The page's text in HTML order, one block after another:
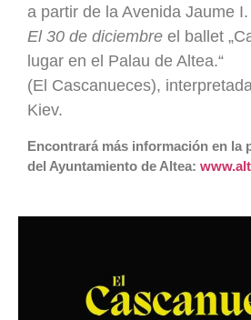
a partir de la Avenida Jaume I.
El 30 de diciembre el ballet
lugar en el Palau de Altea.“
(El Cascanueces),
Kiev.
Encontrará más información en la
del Ayuntamiento de Altea: